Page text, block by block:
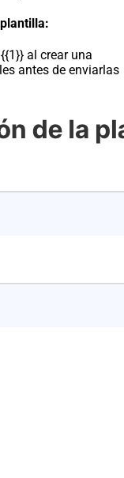
al crear una
antes de enviarlas